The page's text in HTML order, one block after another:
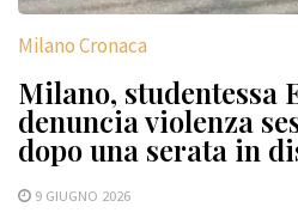
Milano Cronaca
Milano, studentessa
denuncia violenza
dopo una serata in
9 GIUGNO 2026